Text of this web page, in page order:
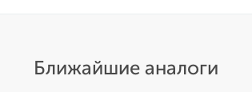
Ближайшие аналоги